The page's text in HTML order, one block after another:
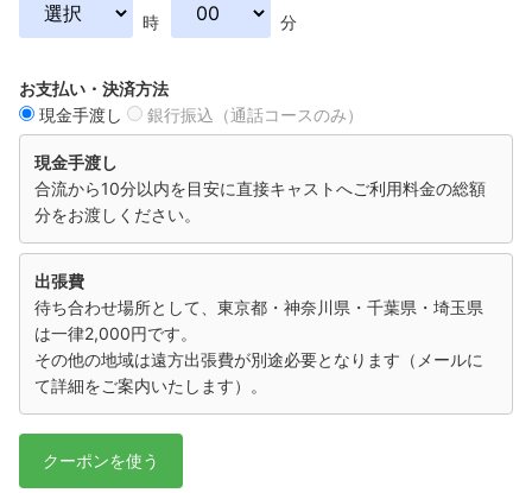
時 分
お支払い・決済方法
現金手渡し
銀行振込（通話コースのみ）
現金手渡し
合流から10分以内を目安に直接キャストへご利用料金の総額
分をお渡しください。
出張費
待ち合わせ場所として、東京都・神奈川県・千葉県・埼玉県
は一律2,000円です。
その他の地域は遠方出張費が別途必要となります（メールに
て詳細をご案内いたします）。
クーポンを使う